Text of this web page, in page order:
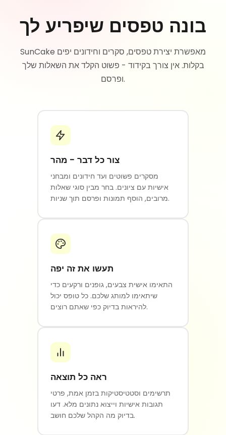
בונה טפסים שיפריע לך
SunCake מאפשרת יצירת טפסים, סקרים וחידונים יפים
בקלות. אין צורך בקידוד - פשוט הקלד את השאלות שלך
ופרסם.
צור כל דבר - מהר
מסקרים פשוטים ועד חידונים ומבחני
אישיות עם ציונים. בחר מבין סוגי שאלות
מרובים, הוסף תמונות ופרסם תוך שניות.
תעשו את זה יפה
התאימו אישית צבעים, גופנים ורקעים כדי
שיתאימו למותג שלכם. כל טופס יכול
להיראות בדיוק כפי שאתם רוצים.
ראה כל תוצאה
תרשימים וסטטיסטיקות בזמן אמת, פרטי
תגובות אישיות וייצוא נתונים מלא. דעו
בדיוק מה הקהל שלכם חושב.